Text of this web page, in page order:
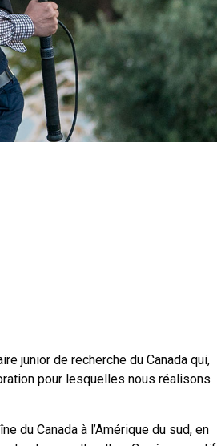
junior de recherche du Canada qui,
pour lesquelles nous réalisons
du Canada à l’Amérique du sud, en